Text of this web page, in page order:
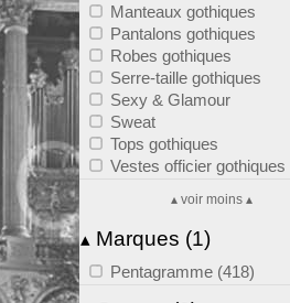
Manteaux gothiques
Pantalons gothiques
Robes gothiques
Serre-taille gothiques
Sexy & Glamour
Sweat
Tops gothiques
Vestes officier gothiques
▴ voir moins ▴
▴ Marques (1)
Pentagramme (418)